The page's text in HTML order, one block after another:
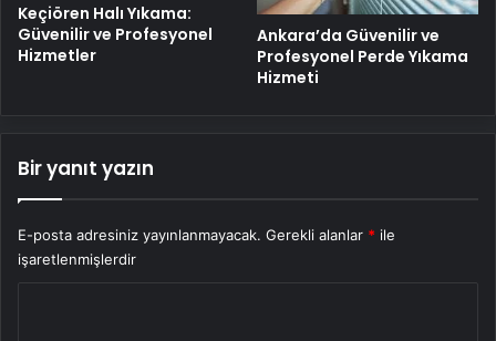
Keçiören Halı Yıkama:
Güvenilir ve Profesyonel
Hizmetler
Ankara’da Güvenilir ve
Profesyonel Perde Yıkama
Hizmeti
Bir yanıt yazın
E-posta adresiniz yayınlanmayacak. Gerekli alanlar * ile
işaretlenmişlerdir